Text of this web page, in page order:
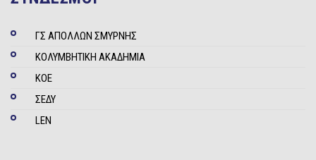
ΓΣ ΑΠΟΛΛΩΝ ΣΜΥΡΝΗΣ
ΚΟΛΥΜΒΗΤΙΚΗ ΑΚΑΔΗΜΙΑ
ΚΟΕ
ΣΕΔΥ
LEN